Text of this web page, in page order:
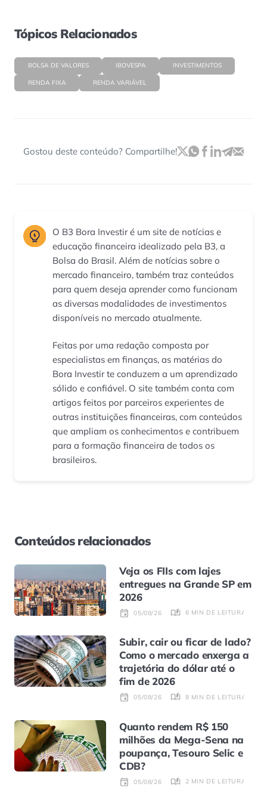
Tópicos Relacionados
BOLSA DE VALORES IBOVESPA INVESTIMENTOS
RENDA FIXA RENDA VARIÁVEL
Gostou deste conteúdo? Compartilhe!
O B3 Bora Investir é um site de notícias e
educação financeira idealizado pela B3, a
Bolsa do Brasil. Além de notícias sobre o
mercado financeiro, também traz conteúdos
para quem deseja aprender como funcionam
as diversas modalidades de investimentos
disponíveis no mercado atualmente.
Feitas por uma redação composta por
especialistas em finanças, as matérias do
Bora Investir te conduzem a um aprendizado
sólido e confiável. O site também conta com
artigos feitos por parceiros experientes de
outras instituições financeiras, com conteúdos
que ampliam os conhecimentos e contribuem
para a formação financeira de todos os
brasileiros.
Conteúdos relacionados
Veja os FIIs com lajes
entregues na Grande SP em
2026
05/08/26 6 MIN DE LEITURA
Subir, cair ou ficar de lado?
Como o mercado enxerga a
trajetória do dólar até o
fim de 2026
05/08/26 8 MIN DE LEITURA
Quanto rendem R$ 150
milhões da Mega-Sena na
poupança, Tesouro Selic e
CDB?
05/08/26 2 MIN DE LEITURA